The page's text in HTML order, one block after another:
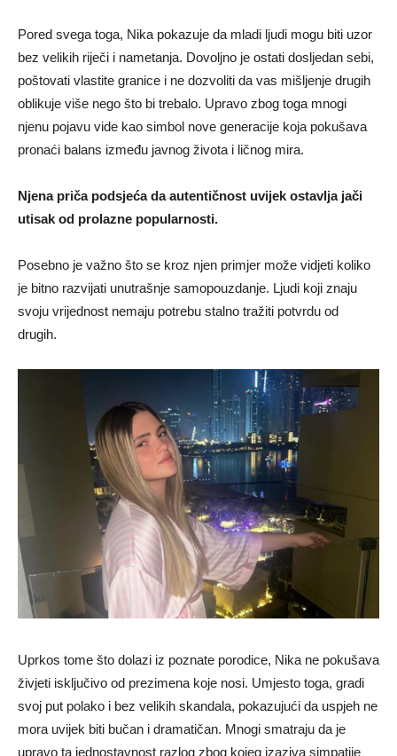
Pored svega toga, Nika pokazuje da mladi ljudi mogu biti uzor
bez velikih riječi i nametanja. Dovoljno je ostati dosljedan sebi,
poštovati vlastite granice i ne dozvoliti da vas mišljenje drugih
oblikuje više nego što bi trebalo. Upravo zbog toga mnogi
njenu pojavu vide kao simbol nove generacije koja pokušava
pronaći balans između javnog života i ličnog mira.
Njena priča podsjeća da autentičnost uvijek ostavlja jači
utisak od prolazne popularnosti.
Posebno je važno što se kroz njen primjer može vidjeti koliko
je bitno razvijati unutrašnje samopouzdanje. Ljudi koji znaju
svoju vrijednost nemaju potrebu stalno tražiti potvrdu od
drugih.
Uprkos tome što dolazi iz poznate porodice, Nika ne pokušava
živjeti isključivo od prezimena koje nosi. Umjesto toga, gradi
svoj put polako i bez velikih skandala, pokazujući da uspjeh ne
mora uvijek biti bučan i dramatičan. Mnogi smatraju da je
upravo ta jednostavnost razlog zbog kojeg izaziva simpatije